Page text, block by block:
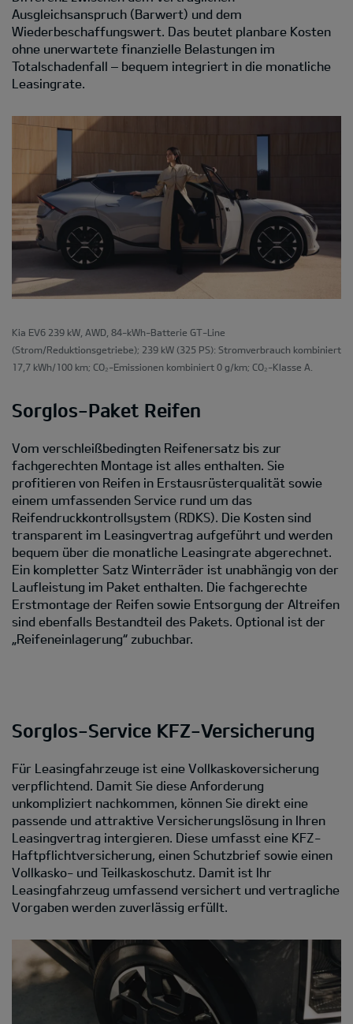
Ausgleichsanspruch (Barwert) und dem
Wiederbeschaffungswert. Das beutet planbare Kosten
ohne unerwartete finanzielle Belastungen im
Totalschadenfall – bequem integriert in die monatliche
Leasingrate.
Kia EV6 239 kW, AWD, 84-kWh-Batterie GT-Line
(Strom/Reduktionsgetriebe); 239 kW (325 PS): Stromverbrauch kombiniert
17,7 kWh/100 km; CO₂-Emissionen kombiniert 0 g/km; CO₂-Klasse A.
Sorglos-Paket Reifen
Vom verschleißbedingten Reifenersatz bis zur
fachgerechten Montage ist alles enthalten. Sie
profitieren von Reifen in Erstausrüsterqualität sowie
einem umfassenden Service rund um das
Reifendruckkontrollsystem (RDKS). Die Kosten sind
transparent im Leasingvertrag aufgeführt und werden
bequem über die monatliche Leasingrate abgerechnet.
Ein kompletter Satz Winterräder ist unabhängig von der
Laufleistung im Paket enthalten. Die fachgerechte
Erstmontage der Reifen sowie Entsorgung der Altreifen
sind ebenfalls Bestandteil des Pakets. Optional ist der
„Reifeneinlagerung“ zubuchbar.
Sorglos-Service KFZ-Versicherung
Für Leasingfahrzeuge ist eine Vollkaskoversicherung
verpflichtend. Damit Sie diese Anforderung
unkompliziert nachkommen, können Sie direkt eine
passende und attraktive Versicherungslösung in Ihren
Leasingvertrag intergieren. Diese umfasst eine KFZ-
Haftpflichtversicherung, einen Schutzbrief sowie einen
Vollkasko- und Teilkaskoschutz. Damit ist Ihr
Leasingfahrzeug umfassend versichert und vertragliche
Vorgaben werden zuverlässig erfüllt.